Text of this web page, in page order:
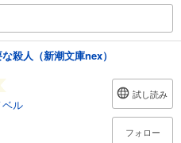
殺人（新潮文庫nex）
ル
試し読み
フォロー